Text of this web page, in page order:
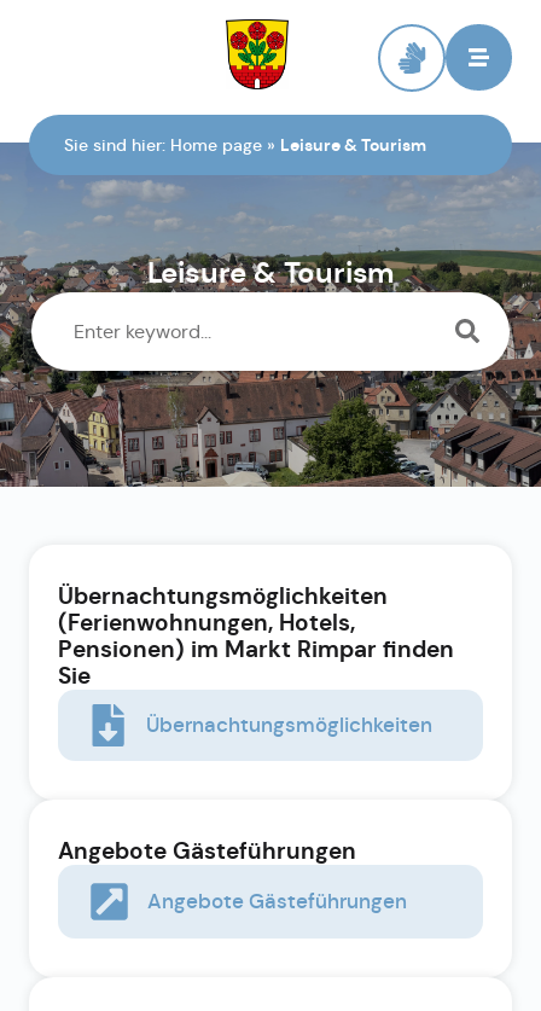
Sie sind hier: Home page » Leisure & Tourism
Leisure & Tourism
Übernachtungsmöglichkeiten
(Ferienwohnungen, Hotels,
Pensionen) im Markt Rimpar finden
Sie
Übernachtungsmöglichkeiten
Angebote Gästeführungen
Angebote Gästeführungen